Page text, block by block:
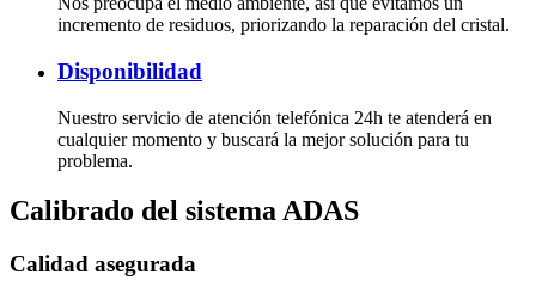
incremento de residuos, priorizando la reparación del cristal.
Disponibilidad
Nuestro servicio de atención telefónica 24h te atenderá en
cualquier momento y buscará la mejor solución para tu
problema.
Calibrado del sistema ADAS
Calidad asegurada